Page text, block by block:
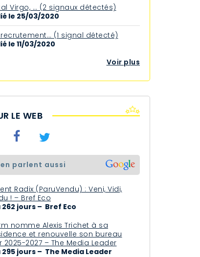
Virgo, … (2 signaux détectés)
le 25/03/2020
recrutement… (1 signal détecté)
le 11/03/2020
Voir plus
LE WEB
en parlent aussi
Radix (ParuVendu) : Veni, Vidi,
! – Bref Eco
262 jours – Bref Eco
nomme Alexis Trichet à sa
et renouvelle son bureau
2025-2027 – The Media Leader
295 jours – The Media Leader